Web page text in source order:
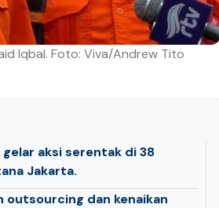
Iqbal. Foto: Viva/Andrew Tito
aksi serentak di 38
Jakarta.
outsourcing dan kenaikan